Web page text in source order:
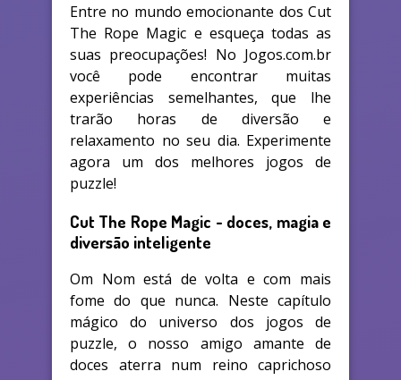
Entre no mundo emocionante dos Cut
The Rope Magic e esqueça todas as
suas preocupações! No Jogos.com.br
você pode encontrar muitas
experiências semelhantes, que lhe
trarão horas de diversão e
relaxamento no seu dia. Experimente
agora um dos melhores jogos de
puzzle!
Cut The Rope Magic - doces, magia e
diversão inteligente
Om Nom está de volta e com mais
fome do que nunca. Neste capítulo
mágico do universo dos jogos de
puzzle, o nosso amigo amante de
doces aterra num reino caprichoso